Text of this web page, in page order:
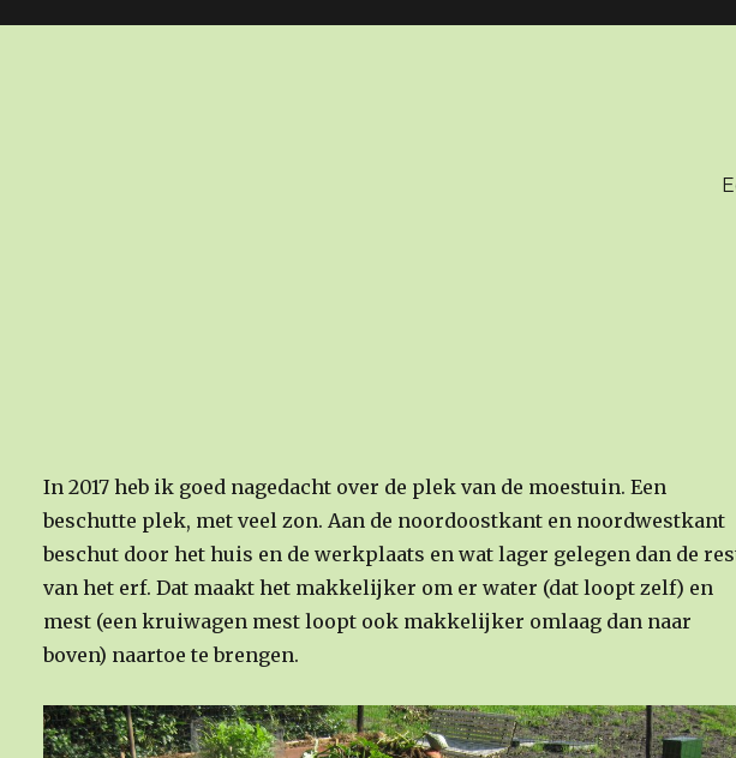
In 2017 heb ik goed nagedacht over de plek van de moestuin. Een
beschutte plek, met veel zon. Aan de noordoostkant en noordwestkant
beschut door het huis en de werkplaats en wat lager gelegen dan de
van het erf. Dat maakt het makkelijker om er water (dat loopt zelf) en
mest (een kruiwagen mest loopt ook makkelijker omlaag dan naar
boven) naartoe te brengen.